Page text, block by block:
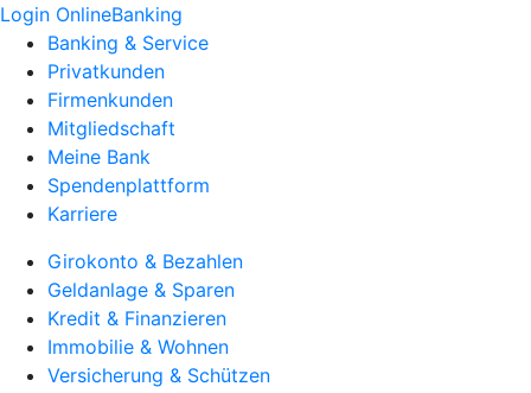
Login OnlineBanking
Banking & Service
Privatkunden
Firmenkunden
Mitgliedschaft
Meine Bank
Spendenplattform
Karriere
Girokonto & Bezahlen
Geldanlage & Sparen
Kredit & Finanzieren
Immobilie & Wohnen
Versicherung & Schützen